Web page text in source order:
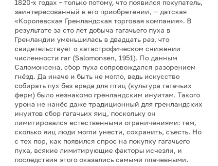
1820-х годах – только потому, что появился покупатель,
заинтересованный в его приобретении, -- датская
«Королевская Гренландская торговая компания». В
результате за сто лет добыча гагачьего пуха в
Гренландии уменьшилась в двадцать раз, что
свидетельствует о катастрофическом снижении
численности гаг (Salomonsen, 1951). По данным
Саломонсена, сбор пуха сопровождался разорением
гнёзд. Да иначе и быть не могло, ведь искусство
собирать пух без вреда для птиц (культура гагачьих
ферм) было незнакомо гренландским инуитам. Такого
урона не нанёс даже традиционный для гренландских
инуитов сбор гагачьих яиц, поскольку он
лимитировался естественными ограничениями: тем,
сколько яиц люди могли унести, сохранить, съесть. Но
с тех пор, как появился спрос на покупку гагачьего
пуха, всякие лимитирующие факторы исчезли, и
последствия этого оказались самыми плачевными.